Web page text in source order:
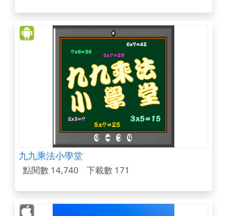
九九乘法小學堂
點閱數 14,740 下載數 171